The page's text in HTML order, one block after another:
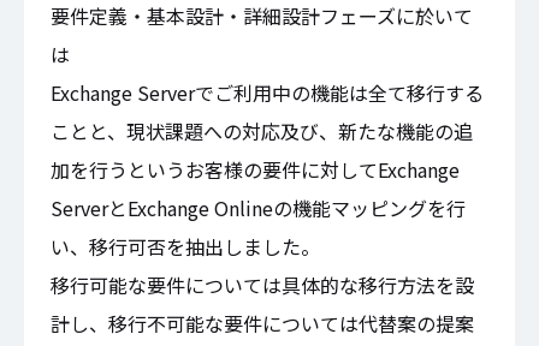
要件定義・基本設計・詳細設計フェーズに於いて
は
Exchange Serverでご利用中の機能は全て移行する
ことと、現状課題への対応及び、新たな機能の追
加を行うというお客様の要件に対してExchange
ServerとExchange Onlineの機能マッピングを行
い、移行可否を抽出しました。
移行可能な要件については具体的な移行方法を設
計し、移行不可能な要件については代替案の提案